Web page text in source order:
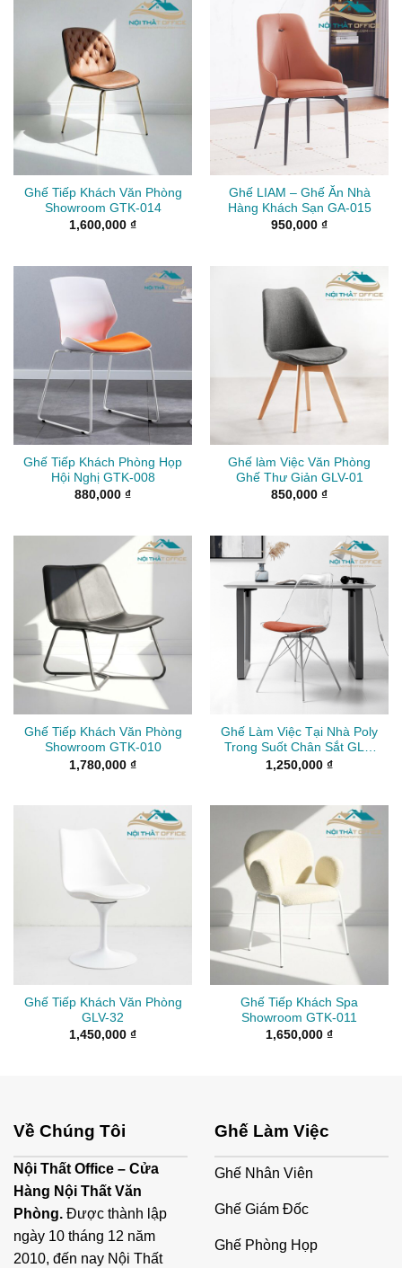
Ghế Tiếp Khách Văn Phòng
Showroom GTK-014
1,600,000 ₫
Ghế LIAM – Ghế Ăn Nhà
Hàng Khách Sạn GA-015
950,000 ₫
Ghế Tiếp Khách Phòng Họp
Hội Nghị GTK-008
880,000 ₫
Ghế làm Việc Văn Phòng
Ghế Thư Giản GLV-01
850,000 ₫
Ghế Tiếp Khách Văn Phòng
Showroom GTK-010
1,780,000 ₫
Ghế Làm Việc Tại Nhà Poly
Trong Suốt Chân Sắt GLV-
42
1,250,000 ₫
Ghế Tiếp Khách Văn Phòng
GLV-32
1,450,000 ₫
Ghế Tiếp Khách Spa
Showroom GTK-011
1,650,000 ₫
Về Chúng Tôi
Nội Thất Office – Cửa
Hàng Nội Thất Văn
Phòng. Được thành lập
ngày 10 tháng 12 năm
2010, đến nay Nội Thất
Ghế Làm Việc
Ghế Nhân Viên
Ghế Giám Đốc
Ghế Phòng Họp